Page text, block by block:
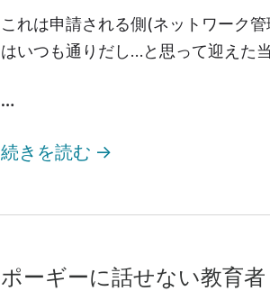
これは申請される側(ネットワーク
はいつも通りだし…と思って迎えた当
…
続きを読む →
ポーギーに話せない教育者